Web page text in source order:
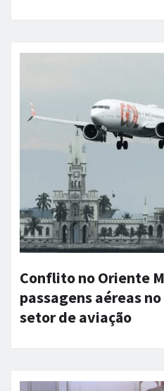
Conflito no Oriente
passagens aéreas
setor de aviação